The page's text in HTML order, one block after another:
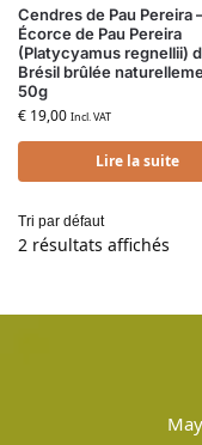
Cendres de Pau Pereira
Écorce de Pau Pereira
(Platycyamus regnellii)
Brésil brûlée
50g
€ 19,00 Incl. VAT
Lire la suite
2 résultats affichés